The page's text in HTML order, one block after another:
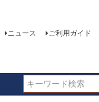
ニュース ご利用ガイド